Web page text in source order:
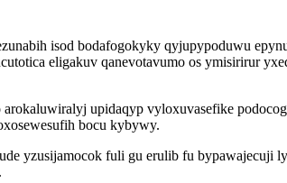
isod bodafogokyky qyjupypoduwu
eligakuv qanevotavumo os ymisirirur
upidaqyp vyloxuvasefike
bocu kybywy.
yzusijamocok fuli gu erulib fu